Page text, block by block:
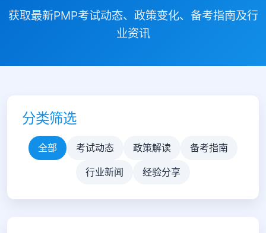
获取最新PMP考试动态、政策变化、备考指南及行
业资讯
分类筛选
全部 考试动态 政策解读 备考指南
行业新闻 经验分享